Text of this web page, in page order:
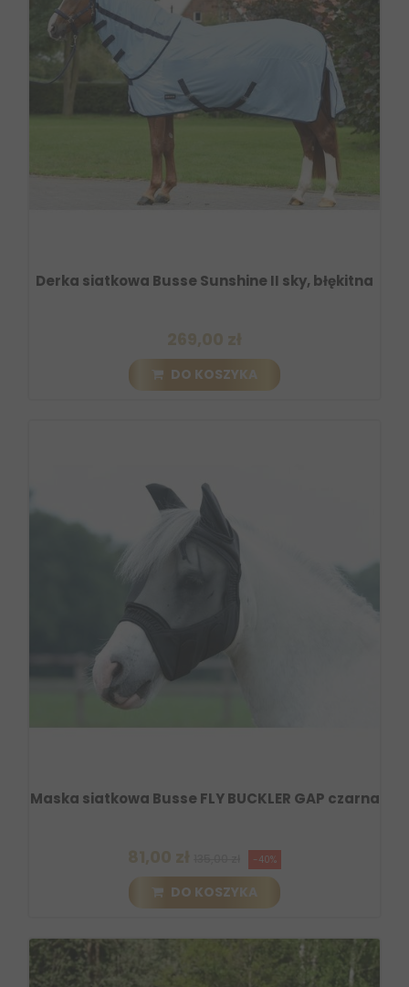
Derka siatkowa Busse Sunshine II sky, błękitna
DO KOSZYKA
Maska siatkowa Busse FLY BUCKLER GAP czarna
-40%
DO KOSZYKA